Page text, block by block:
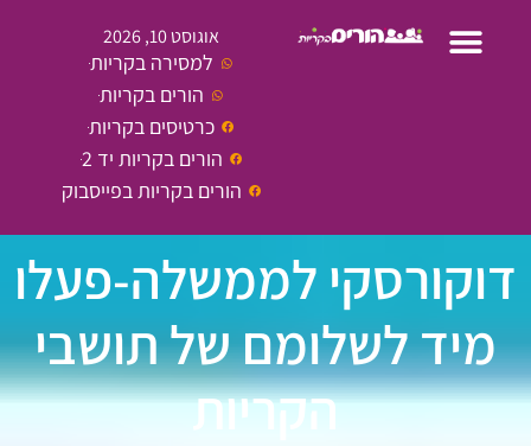
אוגוסט 10, 2026
למסירה בקריות
הורים בקריות
כרטיסים בקריות
הורים בקריות יד 2
הורים בקריות בפייסבוק
דוקורסקי לממשלה-פעלו
מיד לשלומם של תושבי
הקריות